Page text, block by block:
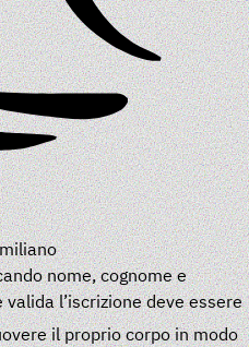
nome, cognome e
l’iscrizione deve essere
il proprio corpo in modo